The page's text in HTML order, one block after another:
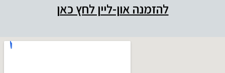
להזמנה און-ליין לחץ כאן